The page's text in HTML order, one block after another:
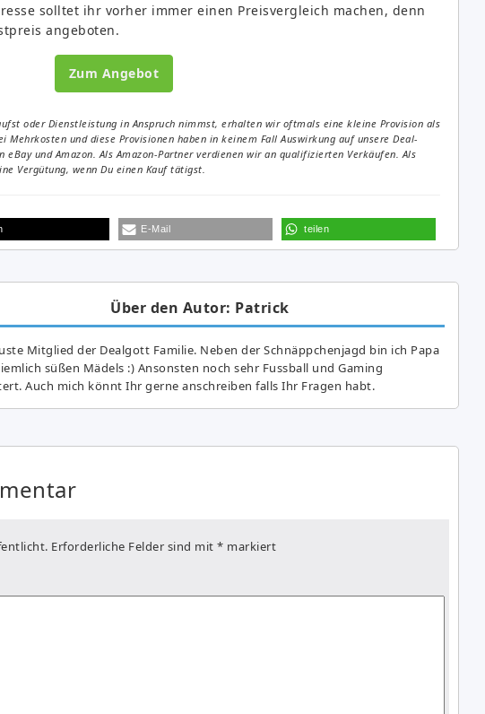
solltet ihr vorher immer einen Preisvergleich machen, denn
angeboten.
Zum Angebot
oder Dienstleistung in Anspruch nimmst, erhalten wir oftmals eine kleine Provision als
Mehrkosten und diese Provisionen haben in keinem Fall Auswirkung auf unsere Deal-
und Amazon. Als Amazon-Partner verdienen wir an qualifizierten Verkäufen. Als
Vergütung, wenn Du einen Kauf tätigst.
E-Mail teilen
Über den Autor: Patrick
Mitglied der Dealgott Familie. Neben der Schnäppchenjagd bin ich Papa
süßen Mädels :) Ansonsten noch sehr Fussball und Gaming
Auch mich könnt Ihr gerne anschreiben falls Ihr Fragen habt.
Erforderliche Felder sind mit * markiert